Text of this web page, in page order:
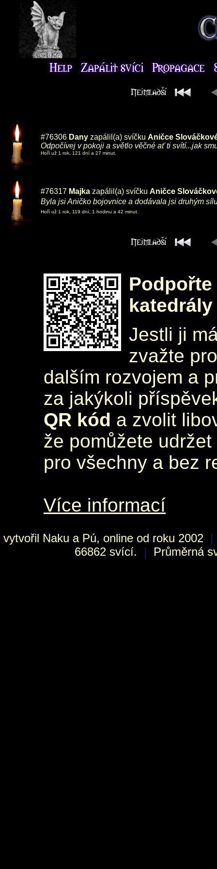
#76306 Dany zapálil(a) svíčku Aničce
Odpočívej v pokoji a světlo věčné ať ti svítí...jak
Hoří už 1 rok, 121 dní a 27 minut.
#76317 Majka zapálil(a) svíčku Aničce
Byla jsi Aničko bojovnice a dodávala jsi druhým
Hoří už 1 rok, 119 dní, 1 hodinu a 42 minut.
katedrály
Jestli ji
zvažte
dalším rozvojem a
za jakýkoli
QR kód a zvolit
že pomůžete
pro všechny a bez
Více informací
vytvořil Naku a Pú, online od roku 2002 |
66862 svící.
| Průměrná